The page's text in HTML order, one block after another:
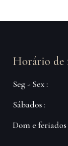
Horário de
Seg - Sex :
Sábados :
Dom e feriados